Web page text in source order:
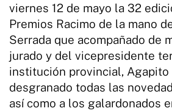
viernes 12 de mayo la 32
Premios Racimo de la mano
Serrada que acompañado de
jurado y del vicepresidente
institución provincial, Agapito
desgranado todas las
así como a los galardonados